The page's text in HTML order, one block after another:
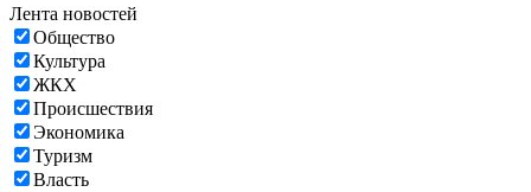
Лента новостей
Общество
Культура
ЖКХ
Происшествия
Экономика
Туризм
Власть